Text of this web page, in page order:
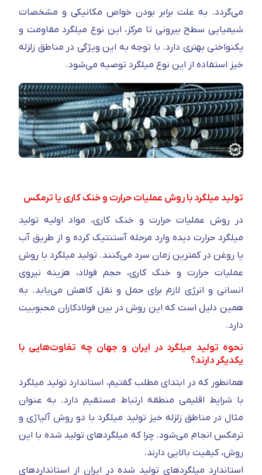
می‌گردد. به علت برابر بودن خواص مکانیکی و مشخصات
شیمیایی سطح بیرونی تا مرکز، این نوع میلگرد مقاومت و
یکنواختی بهتری دارد. با توجه به این ویژگی در مناطق زلزله
خیز استفاده از این نوع میلگرد توصیه می‌شود.
تولید میلگرد با روش عملیات حرارت و خنک کاری یا ترمکس
در روش عملیات حرارت و خنک کاری، مواد اولیه تولید
میلگرد حرارت دیده وارد مرحله آستنتیک کرده و از طریق آب
یا روغن در کمترین زمان سرد می‌کنند. تولید میلگرد با روش
عملیات حرارت و خنک کاری، حجم فولاد، هزینه نیروی
انسانی و انرژی لازم برای حمل و نقل کاهش می‌یابد. به
همین دلیل است که این روش در بین فولادکاران محبوبیت
دارد.
نحوه تولید میلگرد در ایران و جهان چه تفاوت‌هایی با
یکدیگر دارند؟
همانطور که در ابتدای مطلب گفتیم، استاندارد تولید میلگرد
با شرایط اقلیمی منطقه ارتباط مستقیم دارد. به عنوان
مثال در مناطق زلزله خیز تولید میلگرد با دو روش آلیاژی و
ترمکس انجام می‌شود. چرا که میلگرد‌های تولید شده با این
روش، کیفیت بالایی دارند.
استاندارد میلگرد‌های تولید شده در ایران از استاندارد‌های